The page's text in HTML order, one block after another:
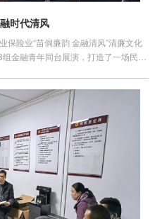
时代清风
保险业“苗侗廉韵 金融清风”清廉文化
金融青年同台展演，打造了一场民族